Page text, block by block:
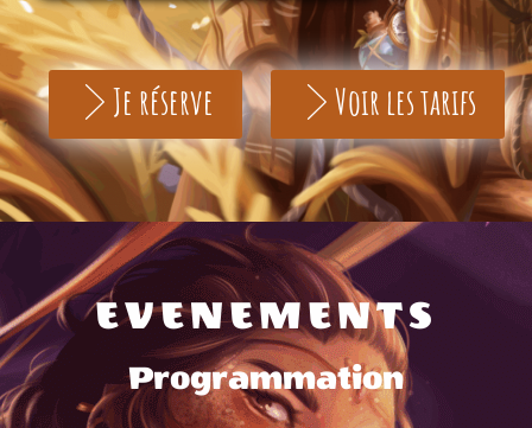
Je réserve Voir les tarifs
EVENEMENTS
Programmation